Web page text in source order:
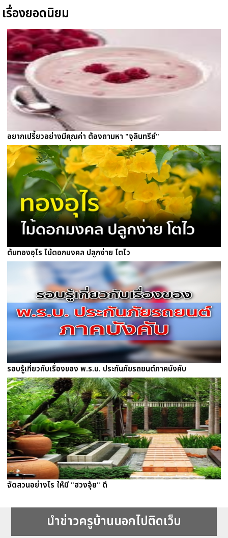
เรื่องยอดนิยม
อยากเปรี้ยวอย่างมีคุณค่า ต้องถามหา "จุลินทรีย์"
ต้นทองอุไร ไม้ดอกมงคล ปลูกง่าย โตไว
รอบรู้เกี่ยวกับเรื่องของ พ.ร.บ. ประกันภัยรถยนต์ภาคบังคับ
จัดสวนอย่างไร ให้มี "ฮวงจุ้ย" ดี
นำข่าวครูบ้านนอกไปติดเว็บ